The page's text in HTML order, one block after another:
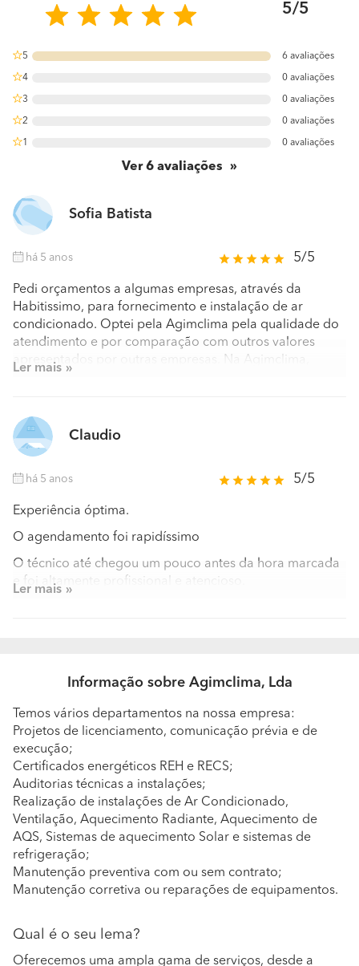
5/5
5 6 avaliações
100%
4 0 avaliações
3 0 avaliações
2 0 avaliações
1 0 avaliações
Ver6 avaliações
Sofia Batista
há 5 anos 5/5
Pedi orçamentos a algumas empresas, através da
Habitissimo, para fornecimento e instalação de ar
condicionado. Optei pela Agimclima pela qualidade do
atendimento e por comparação com outros valores
apresentados por outras empresas. Na Agimclima,
durante e depois da execução do trabalho foi excelente.
Recomendo vivamente esta empresa.
Ler mais
Claudio
há 5 anos 5/5
Experiência óptima.
O agendamento foi rapidíssimo
O técnico até chegou um pouco antes da hora marcada
e foi altamente profissional e atencioso.
Ler mais
Informação sobre Agimclima, Lda
Temos vários departamentos na nossa empresa:
Projetos de licenciamento, comunicação prévia e de
execução;
Certificados energéticos REH e RECS;
Auditorias técnicas a instalações;
Realização de instalações de Ar Condicionado,
Ventilação, Aquecimento Radiante, Aquecimento de
AQS, Sistemas de aquecimento Solar e sistemas de
refrigeração;
Manutenção preventiva com ou sem contrato;
Manutenção corretiva ou reparações de equipamentos.
Qual é o seu lema?
Oferecemos uma ampla gama de serviços, desde a